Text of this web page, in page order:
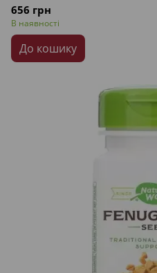
656 грн
В наявності
До кошику